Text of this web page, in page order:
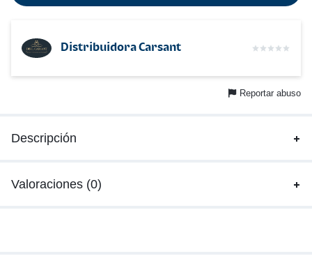
Distribuidora Carsant
Reportar abuso
Descripción
Valoraciones (0)